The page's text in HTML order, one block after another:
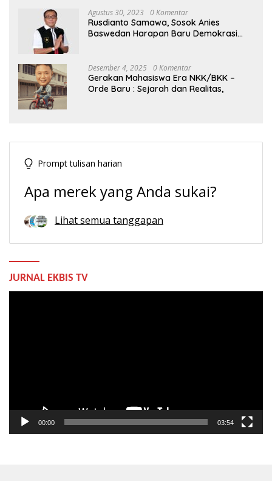
Agustus 30, 2023 0 Komentar
Rusdianto Samawa, Sosok Anies
Baswedan Harapan Baru Demokrasi
Desember 4, 2025 0 Komentar
Gerakan Mahasiswa Era NKK/BKK –
Orde Baru : Sejarah dan Realitas,
Prompt tulisan harian
Apa merek yang Anda sukai?
Lihat semua tanggapan
JURNAL EKBIS TV
00:00 03:54